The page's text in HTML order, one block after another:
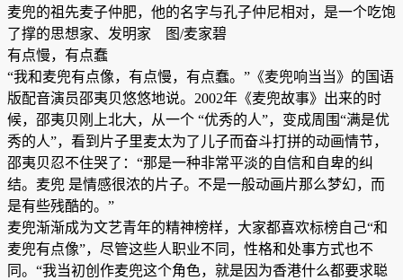
麦兜的祖先麦子仲肥，他的名字与孔子仲尼相对，是一个吃饱
了撑的思想家、发明家 图/麦家碧
有点慢，有点蠢
“我和麦兜有点像，有点慢，有点蠢。”《麦兜响当当》的国语
版配音演员邵夷贝悠悠地说。2002年《麦兜故事》出来的时
候，邵夷贝刚上北大，从一个 “优秀的人”，变成周围“满是优
秀的人”，看到片子里麦太为了儿子而奋斗打拼的动画情节，
邵夷贝忍不住哭了：“那是一种非常平淡的自信和自卑的纠
结。麦兜 是情感很浓的片子。不是一般动画片那么梦幻，而
是有些残酷的。”
麦兜渐渐成为文艺青年的精神榜样，大家都喜欢标榜自己“和
麦兜有点像”，尽管这些人职业不同，性格和处事方式也不
同。“我当初创作麦兜这个角色，就是因为香港什么都要求聪